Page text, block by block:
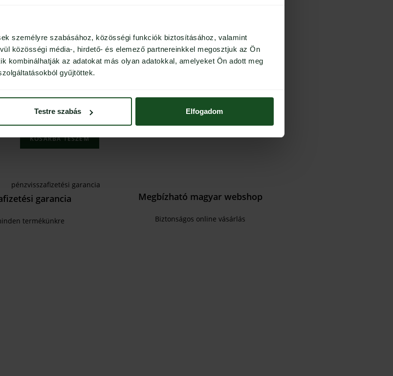
személyre szabásához, közösségi funkciók biztosításához, valamint
közösségi média-, hirdető- és elemező partnereinkkel megosztjuk az Ön
kombinálhatják az adatokat más olyan adatokkal, amelyeket Ön adott meg
gyűjtöttek.
Testre szabás Elfogadom
1990Ft
KOSÁRBA TESZEM
garancia
termékünkre
Megbízható magyar webshop
Biztonságos online vásárlás